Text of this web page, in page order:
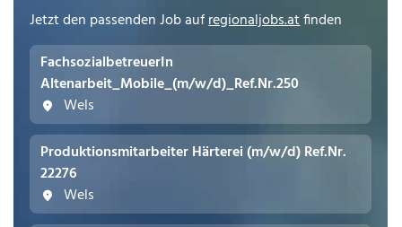
Jetzt den passenden Job aufregionaljobs.atfinden
FachsozialbetreuerIn
Altenarbeit_Mobile_(m/w/d)_Ref.Nr.250
Wels
Produktionsmitarbeiter Härterei (m/w/d) Ref.Nr.
22276
Wels